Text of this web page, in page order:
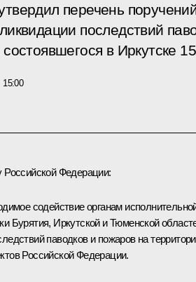
перечень
последствий
в Иркутске
15:00
Российской Федерации:
содействие органам
Бурятия, Иркутской и Тюменской
паводков и пожаров на
Российской Федерации.